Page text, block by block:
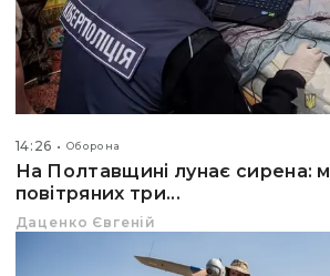
14:26 Оборона
На Полтавщині лунає сирена:
повітряних три...
Даценко Євгеній